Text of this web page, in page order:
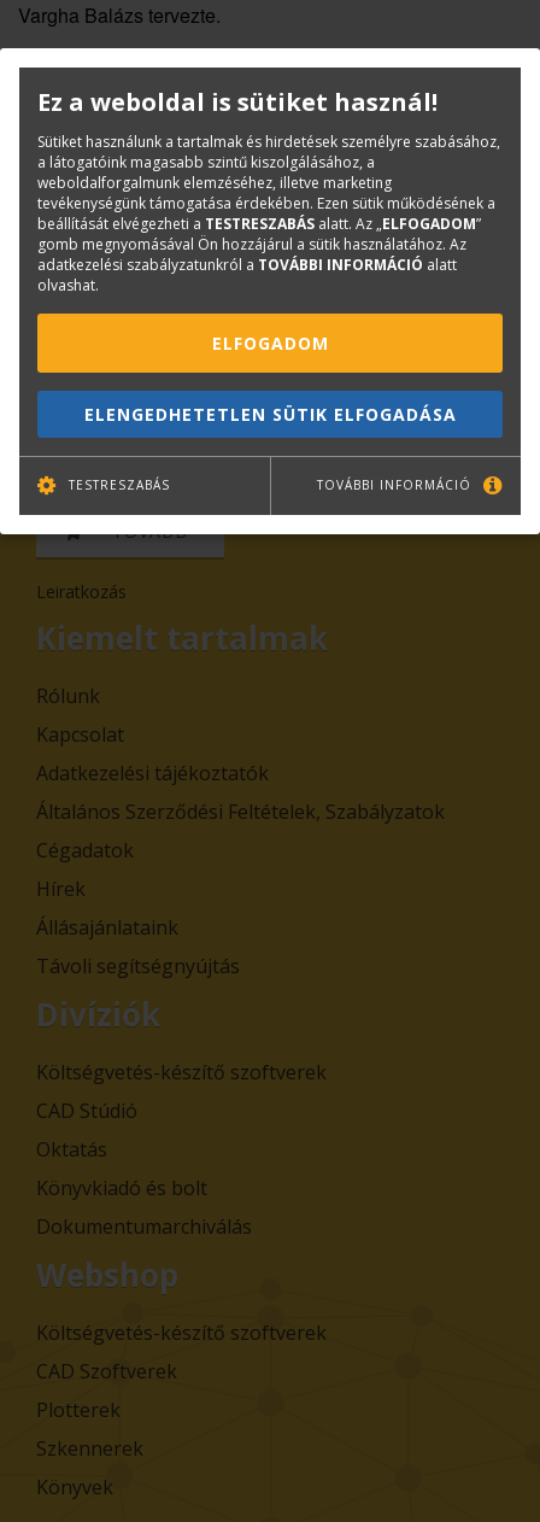
Vargha Balázs tervezte.
ovább a könyvre.
KAPCSOLAT ONLINE SHOP RENDEZVÉNYEK
Hírlevél feliratkozás
TOVÁBB
Leiratkozás
Kiemelt tartalmak
Rólunk
Kapcsolat
Adatkezelési tájékoztatók
Általános Szerződési Feltételek, Szabályzatok
Cégadatok
Hírek
Állásajánlataink
Távoli segítségnyújtás
Divíziók
Költségvetés-készítő szoftverek
CAD Stúdió
Oktatás
Könyvkiadó és bolt
Dokumentumarchiválás
Webshop
Költségvetés-készítő szoftverek
CAD Szoftverek
Plotterek
Szkennerek
Könyvek
Ez a weboldal is sütiket használ!
Sütiket használunk a tartalmak és hirdetések személyre szabásához,
a látogatóink magasabb szintű kiszolgálásához, a
weboldalforgalmunk elemzéséhez, illetve marketing
tevékenységünk támogatása érdekében. Ezen sütik működésének a
beállítását elvégezheti a TESTRESZABÁS alatt. Az „ELFOGADOM”
gomb megnyomásával Ön hozzájárul a sütik használatához. Az
adatkezelési szabályzatunkról a TOVÁBBI INFORMÁCIÓ alatt
olvashat.
ELFOGADOM
ELENGEDHETETLEN SÜTIK ELFOGADÁSA
TESTRESZABÁS TOVÁBBI INFORMÁCIÓ